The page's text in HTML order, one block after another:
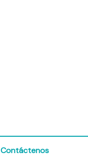
Contáctenos